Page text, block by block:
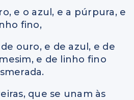
e o azul, e a púrpura, e
fino,
ouro, e de azul, e de
e de linho fino
que se unam às